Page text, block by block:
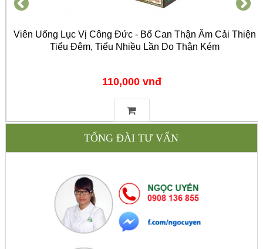
Viên Uống Lục Vị Công Đức - Bổ Can Thận Âm Cải Thiện
Tiểu Đêm, Tiểu Nhiều Lần Do Thận Kém
110,000 vnđ
TỔNG ĐÀI TƯ VẤN